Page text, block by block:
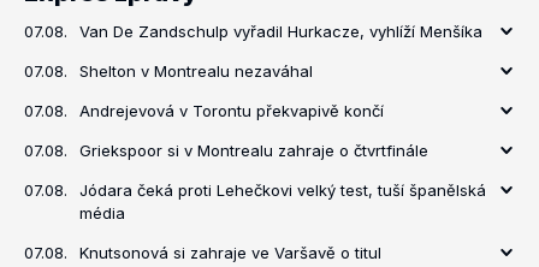
07.08. Van De Zandschulp vyřadil Hurkacze, vyhlíží Menšíka
07.08. Shelton v Montrealu nezaváhal
07.08. Andrejevová v Torontu překvapivě končí
07.08. Griekspoor si v Montrealu zahraje o čtvrtfinále
07.08.
Jódara čeká proti Lehečkovi velký test, tuší španělská
média
07.08. Knutsonová si zahraje ve Varšavě o titul